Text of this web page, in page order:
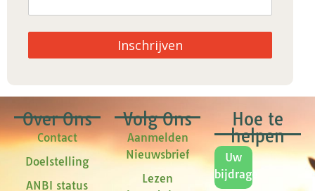
Inschrijven
Over Ons
Contact
Doelstelling
ANBI status
Volg Ons
Aanmelden
Nieuwsbrief
Lezen
Hoe te
helpen
Uw
bijdrage